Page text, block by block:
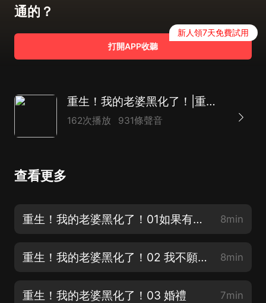
通的？
打開APP收聽
新人領7天免費試用
重生！我的老婆黑化了！|重生|爽文|復仇|AI多播
162次播放 931條聲音
查看更多
重生！我的老婆黑化了！01如果有來世 8min
重生！我的老婆黑化了！02 我不願意！ 8min
重生！我的老婆黑化了！03 婚禮 7min